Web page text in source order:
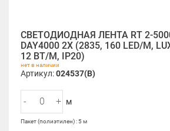
СВЕТОДИОДНАЯ ЛЕНТА RT 2-
DAY4000 2X (2835, 160 LED/M,
12 ВТ/М, IP20)
нет в наличии
Артикул:024537(B)
- + м
Пакет (полиэтилен) : 5 м